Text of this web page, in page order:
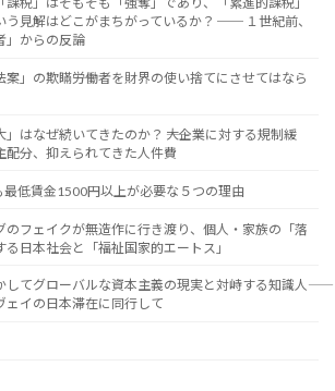
う見解はどこがまちがっているか？ ── １世紀前、
」からの反論
案」の欺瞞――労働者を財界の使い捨てにさせてはなら
」はなぜ続いてきたのか？ ――大企業に対する規制緩
配分、抑えられてきた人件費
最低賃金1500円以上が必要な５つの理由
のフェイクが無造作に行き渡り、個人・家族の「落
日本社会と「福祉国家的エートス」
てグローバルな資本主義の現実と対峙する知識人――
ェイの日本滞在に同行して